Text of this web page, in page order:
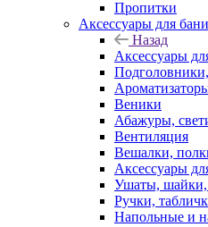
Пропитки
Аксессуары для бани
Назад
Аксессуары
Веники
Абажуры,
Вентиляция
Вешалки,
Аксессуары
Ушаты, шайки,
Ручки,
Напольные и